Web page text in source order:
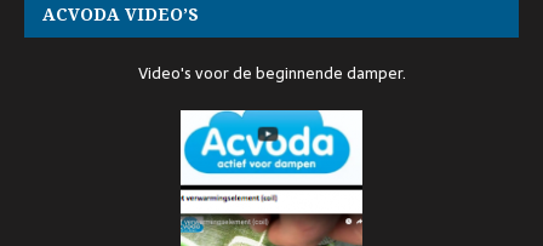
ACVODA VIDEO’S
Video's voor de beginnende damper.